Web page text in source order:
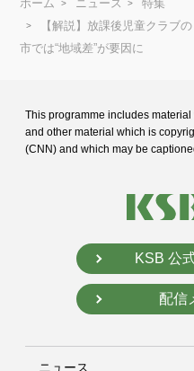
ホーム ニュース
特集
【解説】放課後児童クラブ
市では“地域差”が要因に
This programme includes
and other material which is
(CNN) and which may be
KSB 公
配信
ニュース